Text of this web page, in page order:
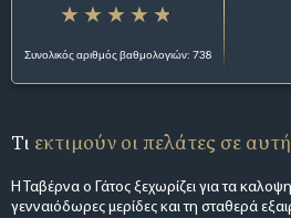
Συνολικός αριθμός βαθμολογιών: 738
Τι εκτιμούν οι πελάτες σε
Η Ταβέρνα ο Γάτος ξεχωρίζει για τα
γενναιόδωρες μερίδες και τη σταθερά